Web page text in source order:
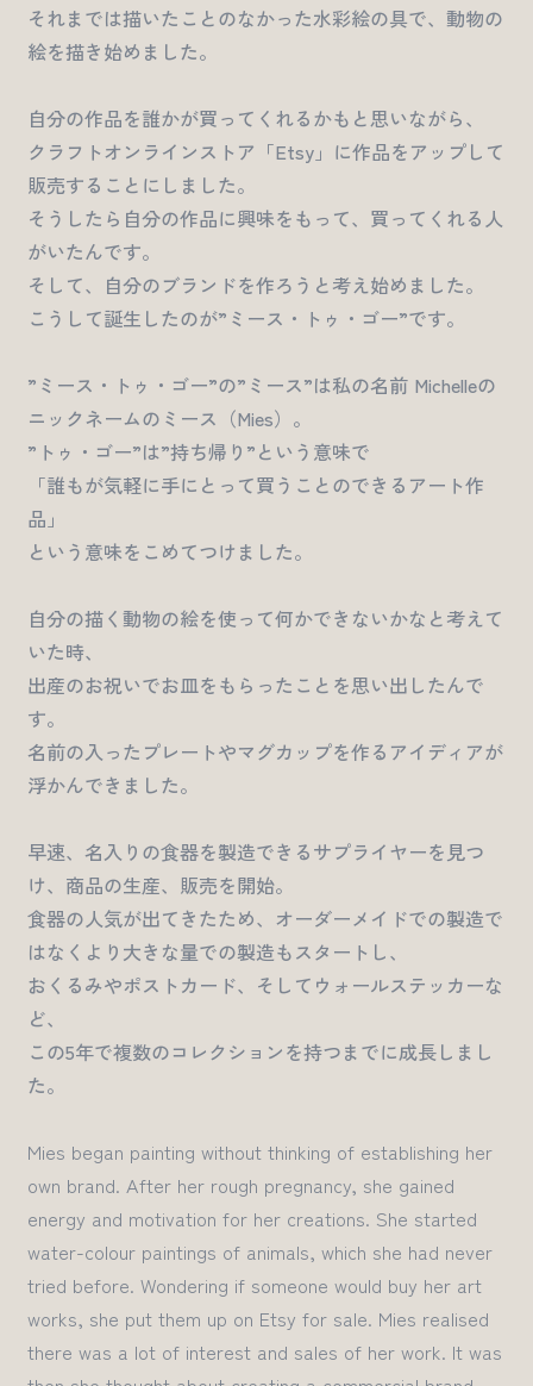
それまでは描いたことのなかった水彩絵の具で、動物の
絵を描き始めました。
自分の作品を誰かが買ってくれるかもと思いながら、
クラフトオンラインストア「Etsy」に作品をアップして
販売することにしました。
そうしたら自分の作品に興味をもって、買ってくれる人
がいたんです。
そして、自分のブランドを作ろうと考え始めました。
こうして誕生したのが”ミース・トゥ・ゴー”です。
”ミース・トゥ・ゴー”の”ミース”は私の名前 Michelleの
ニックネームのミース（Mies）。
”トゥ・ゴー”は”持ち帰り”という意味で
「誰もが気軽に手にとって買うことのできるアート作
品」
という意味をこめてつけました。
自分の描く動物の絵を使って何かできないかなと考えて
いた時、
出産のお祝いでお皿をもらったことを思い出したんで
す。
名前の入ったプレートやマグカップを作るアイディアが
浮かんできました。
早速、名入りの食器を製造できるサプライヤーを見つ
け、商品の生産、販売を開始。
食器の人気が出てきたため、オーダーメイドでの製造で
はなくより大きな量での製造もスタートし、
おくるみやポストカード、そしてウォールステッカーな
ど、
この5年で複数のコレクションを持つまでに成長しまし
た。
Mies began painting without thinking of establishing her
own brand. After her rough pregnancy, she gained
energy and motivation for her creations. She started
water-colour paintings of animals, which she had never
tried before. Wondering if someone would buy her art
works, she put them up on Etsy for sale. Mies realised
there was a lot of interest and sales of her work. It was